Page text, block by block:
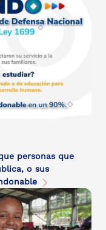
personas que
o sus